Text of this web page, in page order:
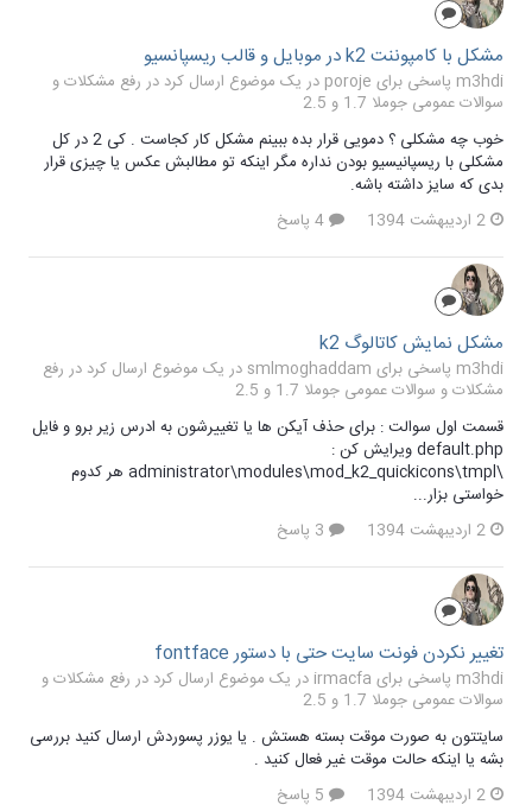
مشکل با کامپوننت k2 در موبایل و قالب ریسپانسیو
m3hdi پاسخی برای poroje در یک موضوع ارسال کرد در
رفع مشکلات و
سوالات عمومی جوملا 1.7 و 2.5
خوب چه مشکلی ؟ دمویی قرار بده ببینم مشکل کار کجاست . کی 2 در کل
مشکلی با ریسپانیسیو بودن نداره مگر اینکه تو مطالبش عکس یا چیزی قرار
بدی که سایز داشته باشه.
2 اردیبهشت 1394
مشکل نمایش کاتالوگ k2
m3hdi پاسخی برای smlmoghaddam در یک موضوع ارسال کرد در
رفع
مشکلات و سوالات عمومی جوملا 1.7 و 2.5
قسمت اول سوالت : برای حذف آیکن ها یا تغییرشون به ادرس زیر برو و فایل
default.php ویرایش کن :
\administrator\modules\mod_k2_quickicons\tmpl هر کدوم
خواستی بزار...
2 اردیبهشت 1394
تغییر نکردن فونت سایت حتی با دستور fontface
m3hdi پاسخی برای irmacfa در یک موضوع ارسال کرد در
رفع مشکلات و
سوالات عمومی جوملا 1.7 و 2.5
سایتتون به صورت موقت بسته هستش . یا یوزر پسوردش ارسال کنید بررسی
بشه یا اینکه حالت موقت غیر فعال کنید .
2 اردیبهشت 1394